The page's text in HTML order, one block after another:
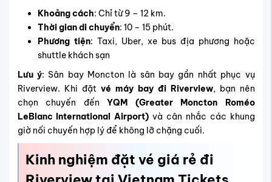
Khoảng cách: Chỉ từ 9 – 12 km.
Thời gian di chuyển: 10 – 15 phút.
Phương tiện: Taxi, Uber, xe bus địa phương hoặc
shuttle khách sạn
Lưu ý: Sân bay Moncton là sân bay gần nhất phục vụ
Riverview. Khi đặt vé máy bay đi Riverview, bạn nên
chọn chuyến đến YQM (Greater Moncton Roméo
LeBlanc International Airport) và cân nhắc các khung
giờ nối chuyến hợp lý để không lỡ chặng cuối.
Kinh nghiệm đặt vé giá rẻ đi